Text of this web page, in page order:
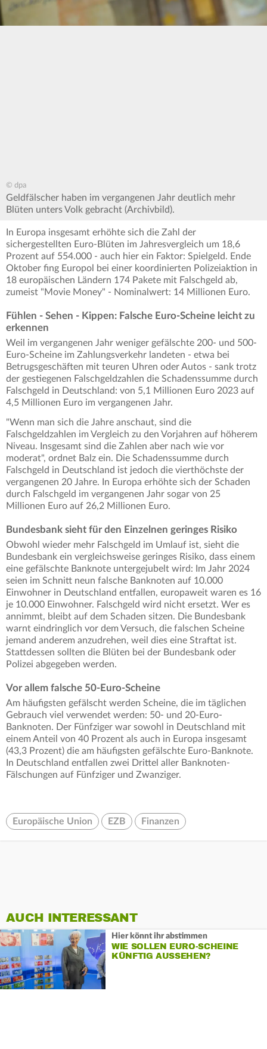
© dpa
Geldfälscher haben im vergangenen Jahr deutlich mehr
Blüten unters Volk gebracht (Archivbild).
In Europa insgesamt erhöhte sich die Zahl der
sichergestellten Euro-Blüten im Jahresvergleich um 18,6
Prozent auf 554.000 - auch hier ein Faktor: Spielgeld. Ende
Oktober fing Europol bei einer koordinierten Polizeiaktion in
18 europäischen Ländern 174 Pakete mit Falschgeld ab,
zumeist "Movie Money" - Nominalwert: 14 Millionen Euro.
Fühlen - Sehen - Kippen: Falsche Euro-Scheine leicht zu
erkennen
Weil im vergangenen Jahr weniger gefälschte 200- und 500-
Euro-Scheine im Zahlungsverkehr landeten - etwa bei
Betrugsgeschäften mit teuren Uhren oder Autos - sank trotz
der gestiegenen Falschgeldzahlen die Schadenssumme durch
Falschgeld in Deutschland: von 5,1 Millionen Euro 2023 auf
4,5 Millionen Euro im vergangenen Jahr.
"Wenn man sich die Jahre anschaut, sind die
Falschgeldzahlen im Vergleich zu den Vorjahren auf höherem
Niveau. Insgesamt sind die Zahlen aber nach wie vor
moderat", ordnet Balz ein. Die Schadenssumme durch
Falschgeld in Deutschland ist jedoch die vierthöchste der
vergangenen 20 Jahre. In Europa erhöhte sich der Schaden
durch Falschgeld im vergangenen Jahr sogar von 25
Millionen Euro auf 26,2 Millionen Euro.
Bundesbank sieht für den Einzelnen geringes Risiko
Obwohl wieder mehr Falschgeld im Umlauf ist, sieht die
Bundesbank ein vergleichsweise geringes Risiko, dass einem
eine gefälschte Banknote untergejubelt wird: Im Jahr 2024
seien im Schnitt neun falsche Banknoten auf 10.000
Einwohner in Deutschland entfallen, europaweit waren es 16
je 10.000 Einwohner. Falschgeld wird nicht ersetzt. Wer es
annimmt, bleibt auf dem Schaden sitzen. Die Bundesbank
warnt eindringlich vor dem Versuch, die falschen Scheine
jemand anderem anzudrehen, weil dies eine Straftat ist.
Stattdessen sollten die Blüten bei der Bundesbank oder
Polizei abgegeben werden.
Vor allem falsche 50-Euro-Scheine
Am häufigsten gefälscht werden Scheine, die im täglichen
Gebrauch viel verwendet werden: 50- und 20-Euro-
Banknoten. Der Fünfziger war sowohl in Deutschland mit
einem Anteil von 40 Prozent als auch in Europa insgesamt
(43,3 Prozent) die am häufigsten gefälschte Euro-Banknote.
In Deutschland entfallen zwei Drittel aller Banknoten-
Fälschungen auf Fünfziger und Zwanziger.
Europäische Union EZB Finanzen
AUCH INTERESSANT
Hier könnt ihr abstimmen
WIE SOLLEN EURO-SCHEINE
KÜNFTIG AUSSEHEN?